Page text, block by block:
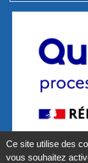
La certification qualité a
Ce site utilise des
vous souhaitez